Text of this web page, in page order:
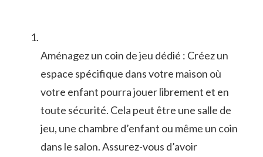
Aménagez ​un coin de ⁢jeu dédié : Créez​ un
‌espace spécifique dans votre maison où
votre enfant pourra jouer librement ‍et⁣ en‍
toute sécurité. Cela peut ​être ​une salle de
jeu, une chambre d’enfant ou même ⁤un coin
dans le salon. Assurez-vous d’avoir‍